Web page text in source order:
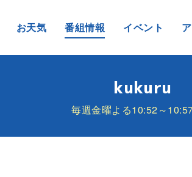
お天気 番組情報 イベント
kukuru
毎週金曜よる10:52～